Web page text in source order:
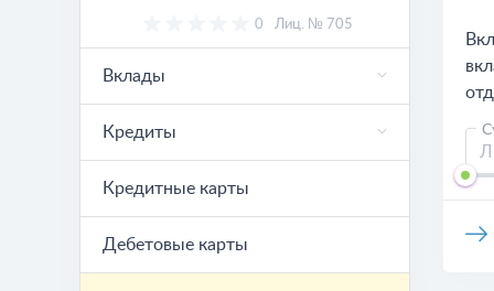
0 Лиц. № 705
Вклады
Кредиты
Кредитные карты
Дебетовые карты